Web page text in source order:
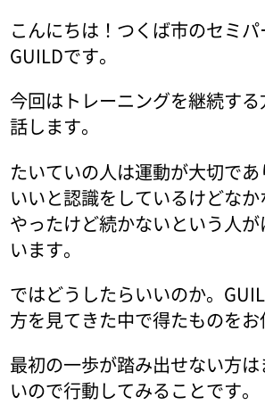
こんにちは！つくば市のセミ
GUILDです。
今回はトレーニングを継続す
話します。
たいていの人は運動が大切で
いいと認識をしているけどなか
やったけど続かないという人
います。
ではどうしたらいいのか。
方を見てきた中で得たものをお
最初の一歩が踏み出せない方
いので行動してみることです。